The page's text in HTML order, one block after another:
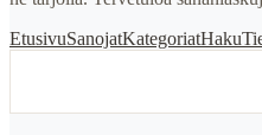
EtusivuSanojatKategoriatHaku